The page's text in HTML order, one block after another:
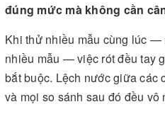
đúng mức mà không cần
Khi thử nhiều mẫu cùng lúc
nhiều mẫu — việc rót đều tay
bắt buộc. Lệch nước giữa các
và mọi so sánh sau đó đều vô